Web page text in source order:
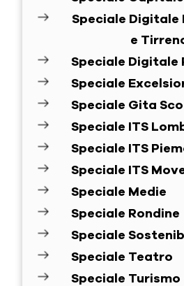
Speciale Digitale
e
Speciale Digitale
Speciale
Speciale Gita
Speciale ITS
Speciale ITS
Speciale ITS
Speciale Medie
Speciale Rondine
Speciale
Speciale Teatro
Speciale Turismo